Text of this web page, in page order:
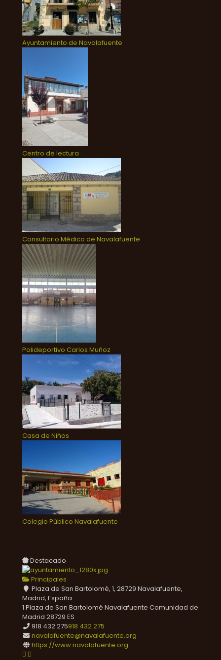
Ayuntamiento de Navalafuente
Centro de lectura
Consultorio Médico de Navalafuente
Polideportivo Carlos Muñoz
Casa de Niños
Colegio Público Navalafuente
Destacado
Principales
Plaza de San Bartolomé, 1, 28729 Navalafuente,
Madrid, España
1 Plaza de San Bartolomé Navalafuente Comunidad de
Madrid 28729 ES
918 432 275918 432 275
navalafuente@navalafuente.org
https://www.navalafuente.org